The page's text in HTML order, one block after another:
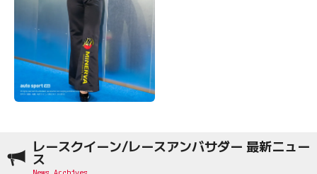
レースクイーン/レースアンバサダー 最新ニュー
ス